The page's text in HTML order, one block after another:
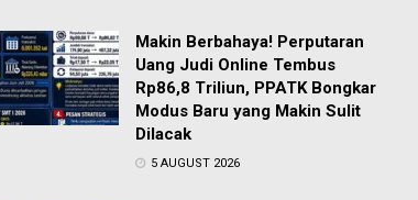
Makin Berbahaya! Perputaran
Uang Judi Online Tembus
Rp86,8 Triliun, PPATK Bongkar
Modus Baru yang Makin Sulit
Dilacak
5 AUGUST 2026